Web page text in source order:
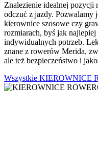
Znalezienie idealnej pozycji
odczuć z jazdy. Pozwalamy
kierownice szosowe czy
rozmiarach, byś jak
indywidualnych potrzeb.
znane z rowerów Merida,
ale też bezpieczeństwo i
Wszystkie KIEROWNICE